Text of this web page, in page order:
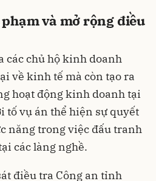
và mở rộng điều
các chủ hộ kinh doanh
về kinh tế mà còn tạo ra
hoạt động kinh doanh tại
tố vụ án thể hiện sự quyết
năng trong việc đấu tranh
các làng nghề.
điều tra Công an tỉnh